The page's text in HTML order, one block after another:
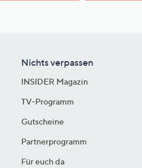
Nichts verpassen
INSIDER Magazin
TV-Programm
Gutscheine
Partnerprogramm
Für euch da